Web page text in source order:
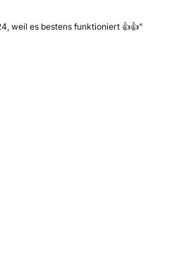
weil es bestens funktioniert 👍👍"